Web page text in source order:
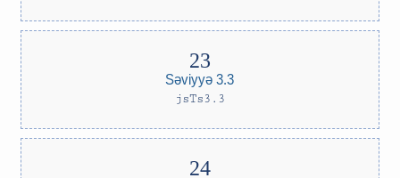
Səviyyə 3.3
jsTs3.3